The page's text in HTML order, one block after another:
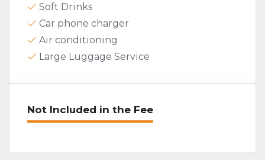
Soft Drinks
Car phone charger
Air conditioning
Large Luggage Service
Not Included in the Fee